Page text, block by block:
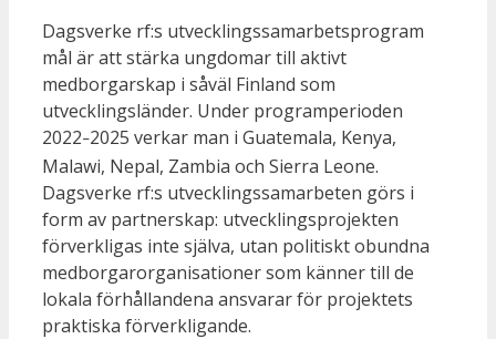
Dagsverke rf:s utvecklingssamarbetsprogram
mål är att stärka ungdomar till aktivt
medborgarskap i såväl Finland som
utvecklingsländer. Under programperioden
2022–2025 verkar man i Guatemala, Kenya,
Malawi, Nepal, Zambia och Sierra Leone.
Dagsverke rf:s utvecklingssamarbeten görs i
form av partnerskap: utvecklingsprojekten
förverkligas inte själva, utan politiskt obundna
medborgarorganisationer som känner till de
lokala förhållandena ansvarar för projektets
praktiska förverkligande.